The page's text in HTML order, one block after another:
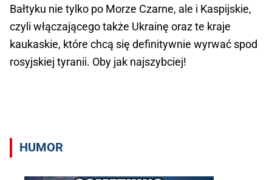
Bałtyku nie tylko po Morze Czarne, ale i Kaspijskie,
czyli włączającego także Ukrainę oraz te kraje
kaukaskie, które chcą się definitywnie wyrwać spod
rosyjskiej tyranii. Oby jak najszybciej!
HUMOR